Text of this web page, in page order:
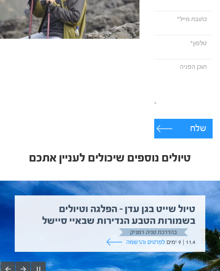
שלח
טיולים נוספים שיכולים לעניין אתכם
טיול שייט בגן עדן – הפלגה וטיולים
בשמורות הטבע הנדירות שבאיי סיישל
בהדרכת טניה רמניק
11.4 | 9 ימים
לפרטים והרשמה